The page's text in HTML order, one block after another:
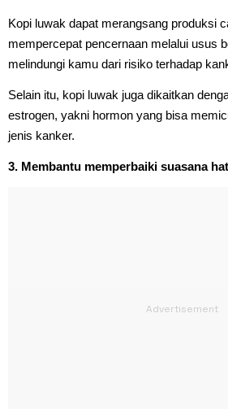
Kopi luwak dapat merangsang produksi
mempercepat pencernaan melalui usus
melindungi kamu dari risiko terhadap
Selain itu, kopi luwak juga dikaitkan
estrogen, yakni hormon yang bisa
jenis kanker.
3. Membantu memperbaiki suasana